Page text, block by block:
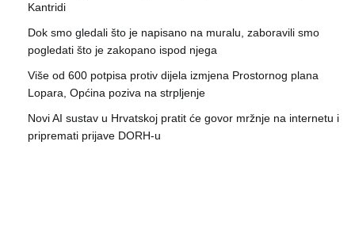
Kantridi
Dok smo gledali što je napisano na muralu, zaboravili smo
pogledati što je zakopano ispod njega
Više od 600 potpisa protiv dijela izmjena Prostornog plana
Lopara, Općina poziva na strpljenje
Novi AI sustav u Hrvatskoj pratit će govor mržnje na internetu i
pripremati prijave DORH-u